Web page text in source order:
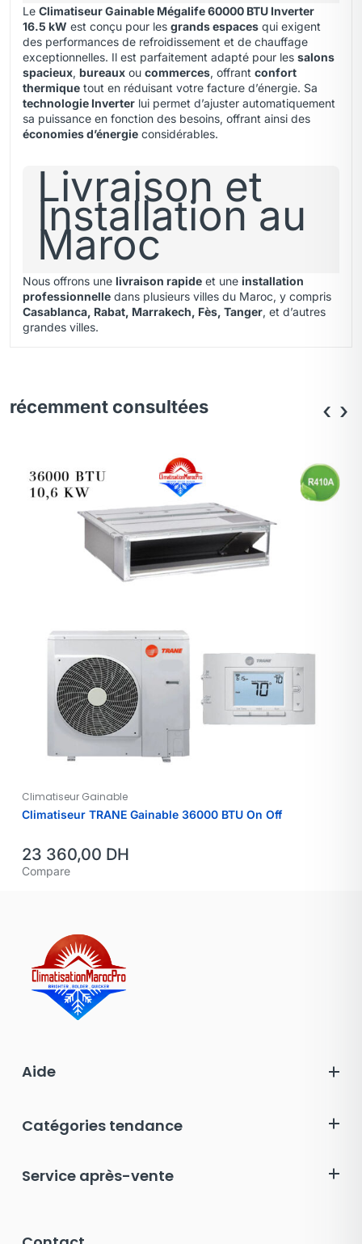
Le Climatiseur Gainable Mégalife 60000 BTU Inverter
16.5 kW est conçu pour les grands espaces qui exigent
des performances de refroidissement et de chauffage
exceptionnelles. Il est parfaitement adapté pour les salons
spacieux, bureaux ou commerces, offrant confort
thermique tout en réduisant votre facture d’énergie. Sa
technologie Inverter lui permet d’ajuster automatiquement
sa puissance en fonction des besoins, offrant ainsi des
économies d’énergie considérables.
Livraison et
Installation au
Maroc
Nous offrons une livraison rapide et une installation
professionnelle dans plusieurs villes du Maroc, y compris
Casablanca, Rabat, Marrakech, Fès, Tanger, et d’autres
grandes villes.
récemment consultées
Climatiseur Gainable
Climatiseur TRANE Gainable 36000 BTU On Off
23 360,00 DH
Compare
‹ ›
Aide
Catégories tendance
Service après-vente